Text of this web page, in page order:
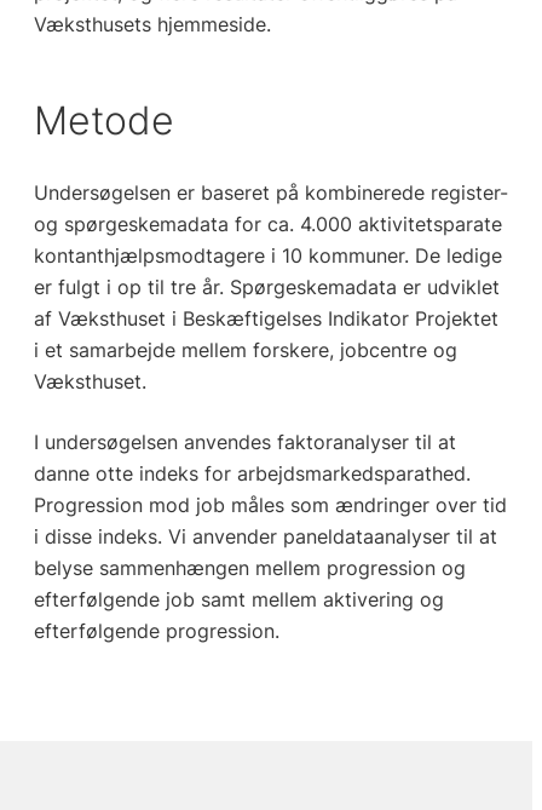
Væksthusets hjemmeside.
Metode
Undersøgelsen er baseret på kombinerede register-
og spørgeskemadata for ca. 4.000 aktivitetsparate
kontanthjælpsmodtagere i 10 kommuner. De ledige
er fulgt i op til tre år. Spørgeskemadata er udviklet
af Væksthuset i Beskæftigelses Indikator Projektet
i et samarbejde mellem forskere, jobcentre og
Væksthuset.
I undersøgelsen anvendes faktoranalyser til at
danne otte indeks for arbejdsmarkedsparathed.
Progression mod job måles som ændringer over tid
i disse indeks. Vi anvender paneldataanalyser til at
belyse sammenhængen mellem progression og
efterfølgende job samt mellem aktivering og
efterfølgende progression.